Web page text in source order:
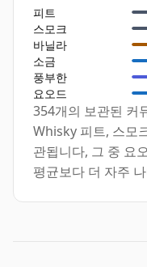
피트
스모크
바닐라
소금
풍부한
요오드
354개의 보관된 커
Whisky 피트, 스모
관됩니다, 그 중 요
평균보다 더 자주